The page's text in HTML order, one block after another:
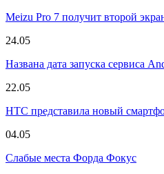
Meizu Pro 7 получит второй
24.05
Названа дата запуска сервиса
22.05
HTC представила новый
04.05
Слабые места Форда Фокус